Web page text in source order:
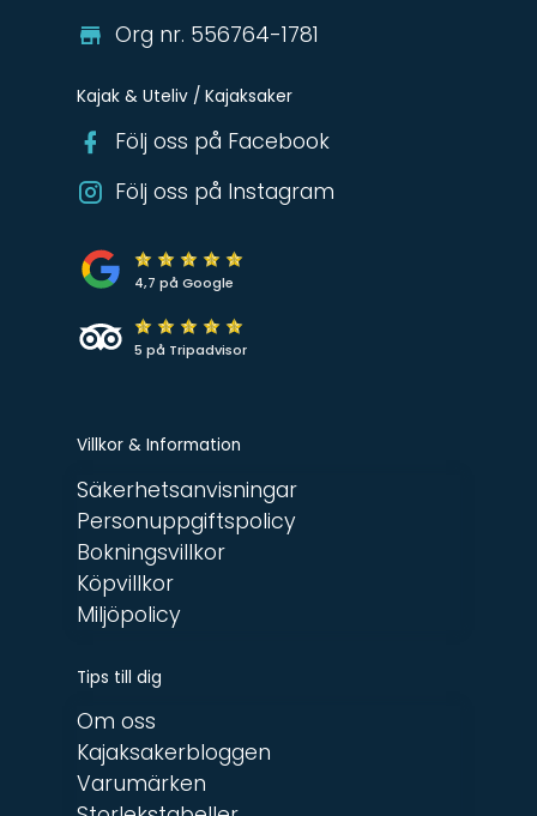
Org nr. 556764-1781
Kajak & Uteliv / Kajaksaker
Följ oss på Facebook
Följ oss på Instagram
4,7 på Google
5 på Tripadvisor
Villkor & Information
Säkerhetsanvisningar
Personuppgiftspolicy
Bokningsvillkor
Köpvillkor
Miljöpolicy
Tips till dig
Om oss
Kajaksakerbloggen
Varumärken